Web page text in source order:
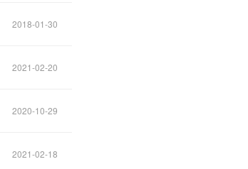
2018-01-30
2021-02-20
2020-10-29
2021-02-18